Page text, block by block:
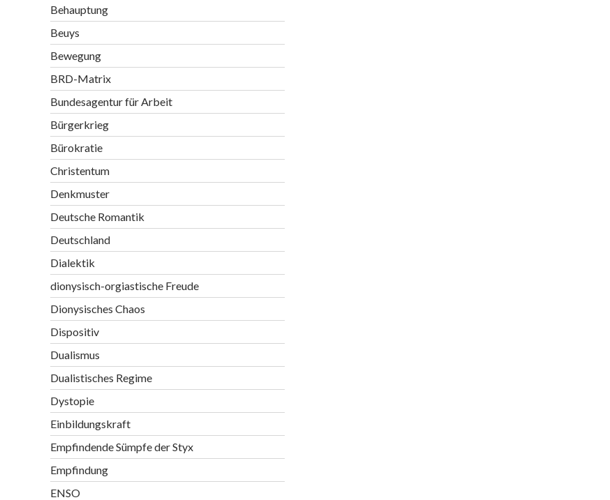
Behauptung
Beuys
Bewegung
BRD-Matrix
Bundesagentur für Arbeit
Bürgerkrieg
Bürokratie
Christentum
Denkmuster
Deutsche Romantik
Deutschland
Dialektik
dionysisch-orgiastische Freude
Dionysisches Chaos
Dispositiv
Dualismus
Dualistisches Regime
Dystopie
Einbildungskraft
Empfindende Sümpfe der Styx
Empfindung
ENSO